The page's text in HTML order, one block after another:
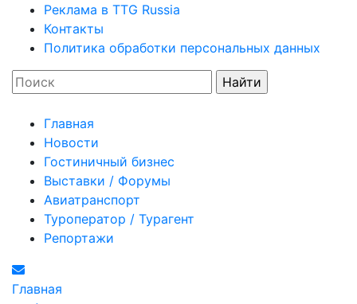
Реклама в TTG Russia
Контакты
Политика обработки персональных данных
Главная
Новости
Гостиничный бизнес
Выставки / Форумы
Авиатранспорт
Туроператор / Турагент
Репортажи
Главная